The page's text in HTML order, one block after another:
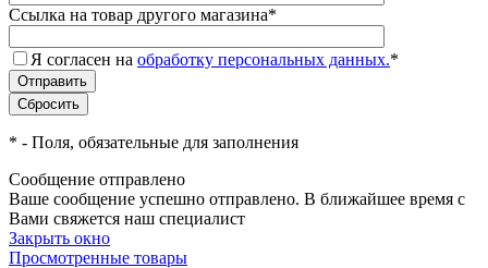
Ссылка на товар другого магазина*
Я согласен на обработку персональных данных.*
* - Поля, обязательные для заполнения
Сообщение отправлено
Ваше сообщение успешно отправлено. В ближайшее время с
Вами свяжется наш специалист
Закрыть окно
Просмотренные товары